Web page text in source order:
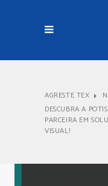
AGRESTE TEX
DESCUBRA A
PARCEIRA EM
VISUAL!